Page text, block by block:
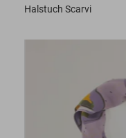
Halstuch Scarvi